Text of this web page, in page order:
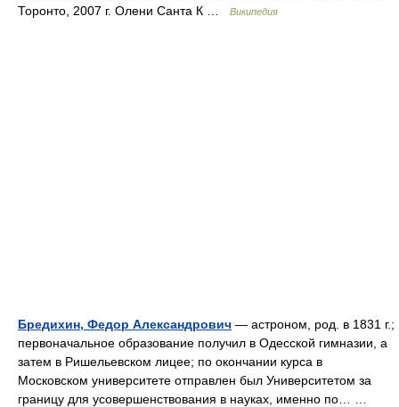
Торонто, 2007 г. Олени Санта К …
Википедия
Бредихин, Федор Александрович — астроном, род. в 1831 г.;
первоначальное образование получил в Одесской гимназии, а
затем в Ришельевском лицее; по окончании курса в
Московском университете отправлен был Университетом за
границу для усовершенствования в науках, именно по… …